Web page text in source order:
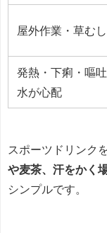
屋外作業・草むし
発熱・下痢・嘔
水が心配
スポーツドリンク
や麦茶、汗をかく
シンプルです。